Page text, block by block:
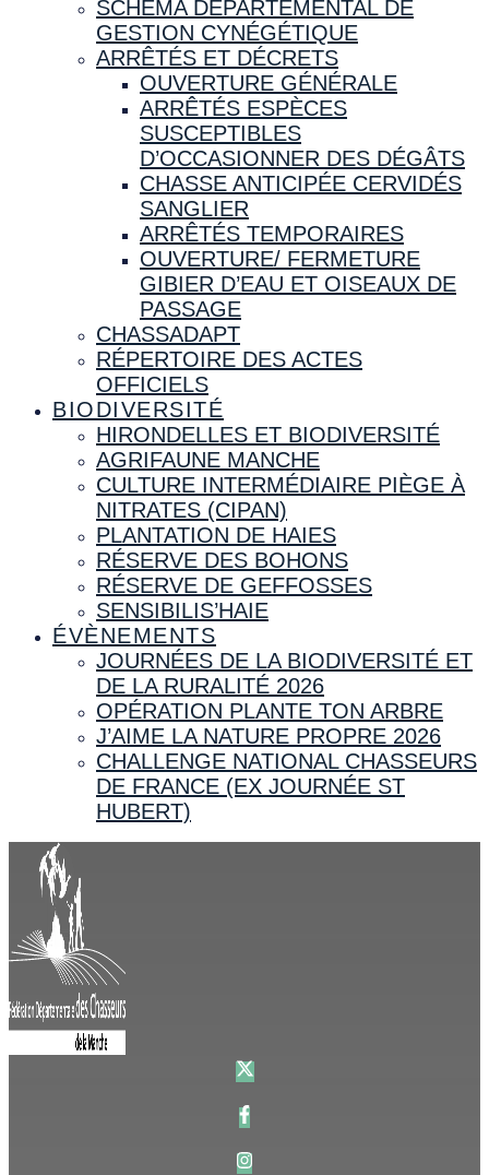
SCHÉMA DÉPARTEMENTAL DE
GESTION CYNÉGÉTIQUE
ARRÊTÉS ET DÉCRETS
OUVERTURE GÉNÉRALE
ARRÊTÉS ESPÈCES
SUSCEPTIBLES
D’OCCASIONNER DES DÉGÂTS
CHASSE ANTICIPÉE CERVIDÉS
SANGLIER
ARRÊTÉS TEMPORAIRES
OUVERTURE/ FERMETURE
GIBIER D’EAU ET OISEAUX DE
PASSAGE
CHASSADAPT
RÉPERTOIRE DES ACTES
OFFICIELS
BIODIVERSITÉ
HIRONDELLES ET BIODIVERSITÉ
AGRIFAUNE MANCHE
CULTURE INTERMÉDIAIRE PIÈGE À
NITRATES (CIPAN)
PLANTATION DE HAIES
RÉSERVE DES BOHONS
RÉSERVE DE GEFFOSSES
SENSIBILIS’HAIE
ÉVÈNEMENTS
JOURNÉES DE LA BIODIVERSITÉ ET
DE LA RURALITÉ 2026
OPÉRATION PLANTE TON ARBRE
J’AIME LA NATURE PROPRE 2026
CHALLENGE NATIONAL CHASSEURS
DE FRANCE (EX JOURNÉE ST
HUBERT)